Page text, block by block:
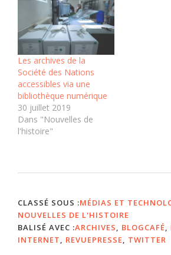
en histoire ou dans
d'autres discipline. A son
menu : Entrevues orales :
préparation, réalisation
et communication…
Les archives de la
Société des Nations
accessibles via une
bibliothèque numérique
30 juillet 2019
Dans "Nouvelles de
l'histoire"
CLASSÉ SOUS :MÉDIAS ET
NOUVELLES DE L'HISTOIRE
BALISÉ AVEC :ARCHIVES, BLOGCAFÉ,
INTERNET, REVUEPRESSE, TWITTER